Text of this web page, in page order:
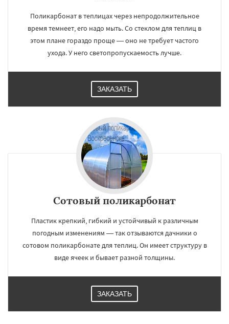
Поликарбонат в теплицах через непродолжительное
время темнеет, его надо мыть. Со стеклом для теплиц в
этом плане гораздо проще — оно не требует частого
ухода. У него светопропускаемость лучше.
ЗАКАЗАТЬ
Сотовый поликарбонат
Пластик крепкий, гибкий и устойчивый к различным
погодным изменениям — так отзываются дачники о
сотовом поликарбонате для теплиц. Он имеет структуру в
виде ячеек и бывает разной толщины.
ЗАКАЗАТЬ